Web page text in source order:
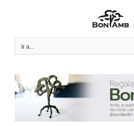
Ir a...